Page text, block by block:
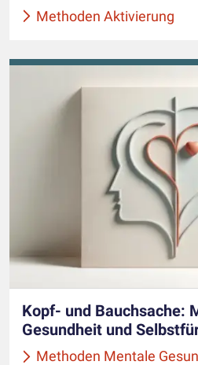
Methoden Aktivierung
Kopf- und Bauchsache:
Gesundheit und
Methoden Mentale